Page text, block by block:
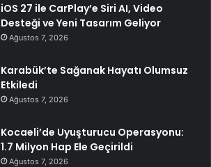
iOS 27 ile CarPlay’e Siri AI, Video
Desteği ve Yeni Tasarım Geliyor
Ağustos 7, 2026
Karabük’te Sağanak Hayatı Olumsuz
Etkiledi
Ağustos 7, 2026
Kocaeli’de Uyuşturucu Operasyonu:
1.7 Milyon Hap Ele Geçirildi
Ağustos 7, 2026